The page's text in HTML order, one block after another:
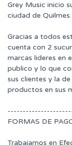
Grey Music inicio
ciudad de Quilmes.
Gracias a todos
cuenta con 2
marcas lideres en
publico y lo que
sus clientes y la
productos en sus
FORMAS DE
Trabajamos en